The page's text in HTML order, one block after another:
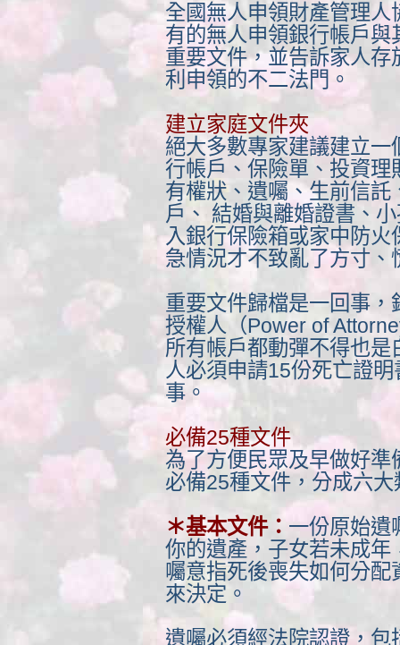
全國無人申領財產管理
有的無人申領銀行帳戶
重要文件，並告訴家人
利申領的不二法門。
建立家庭文件夾
絕大多數專家建議建立
行帳戶、保險單、投資
有權狀、遺囑、生前信
戶、 結婚與離婚證書、
入銀行保險箱或家中防
急情況才不致亂了方寸、
重要文件歸檔是一回事
授權人（Power of
所有帳戶都動彈不得也
人必須申請15份死亡證
事。
必備25種文件
為了方便民眾及早做好
必備25種文件，分成六
＊基本文件： 一份原始遺
你的遺產，子女若未成
囑意指死後喪失如何分
來決定。
遺囑必須經法院認證，